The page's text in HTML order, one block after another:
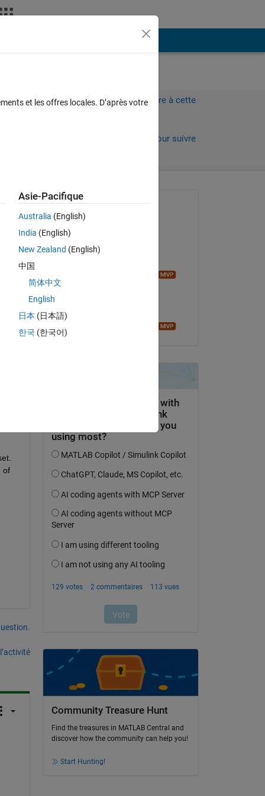
Connectez-vous pour répondre à cette
Connectez-vous pour suivre
of
Pranaya Kansakar
le 2 Mai 2020
le 2 Mai 2020
Acceptée :
Community Treasure Hunt
Find the treasures in MATLAB Central and
discover how the community can help you!
Start Hunting!
et les offres locales. D’après votre
Asie-Pacifique
Australia (English)
India (English)
New Zealand (English)
中国
简体中文
English
日本 (日本語)
한국 (한국어)